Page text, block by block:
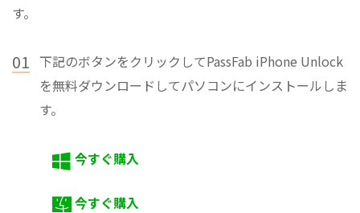
す。
01 下記のボタンをクリックしてPassFab iPhone Unlock
を無料ダウンロードしてパソコンにインストールしま
す。
今すぐ購入
今すぐ購入